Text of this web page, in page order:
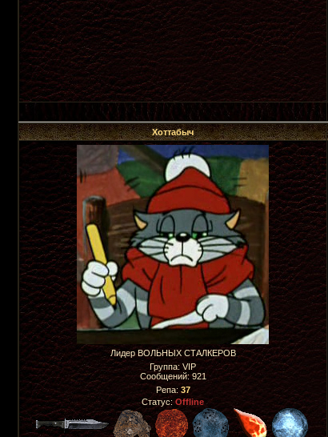
Хоттабыч
Лидер ВОЛЬНЫХ СТАЛКЕРОВ
Группа: VIP
Сообщений:921
Репа: 37
Статус:Offline